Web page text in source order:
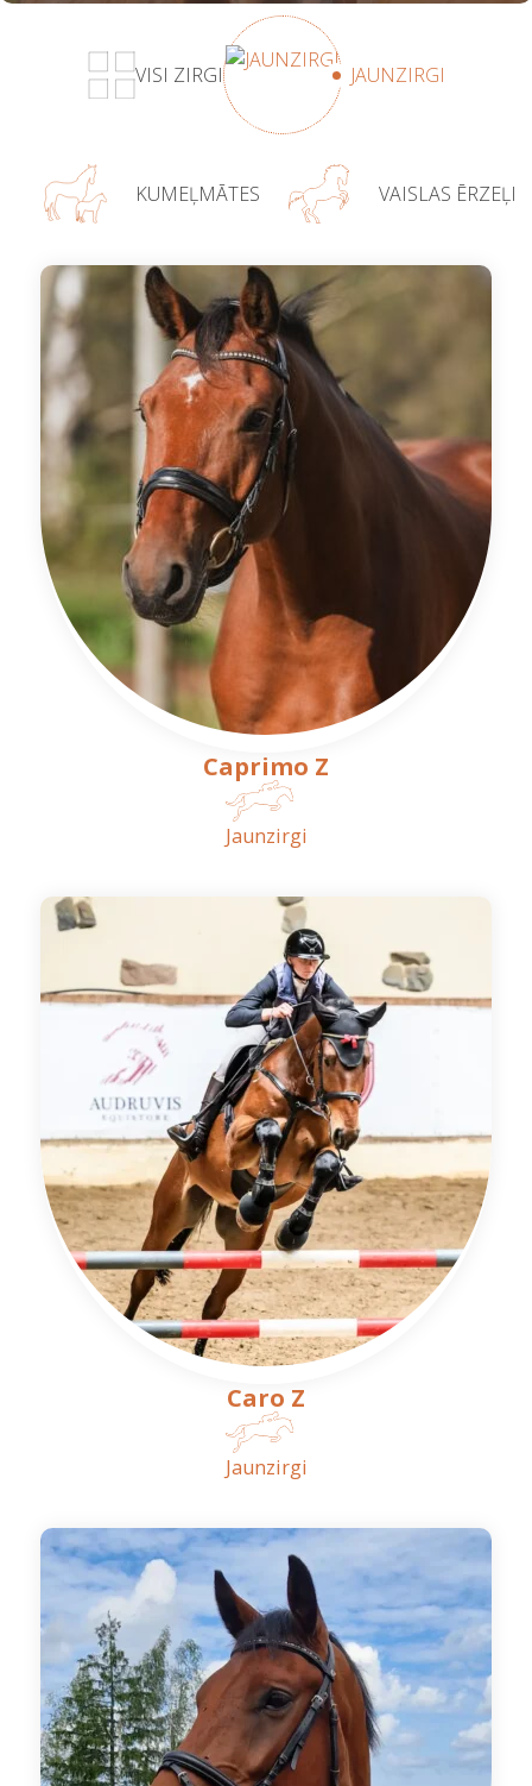
VISI ZIRGI JAUNZIRGI
KUMEĻMĀTES VAISLAS ĒRZEĻI
Caprimo Z
Jaunzirgi
Caro Z
Jaunzirgi